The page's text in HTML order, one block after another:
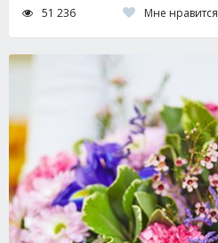
51 236 Мне нравится